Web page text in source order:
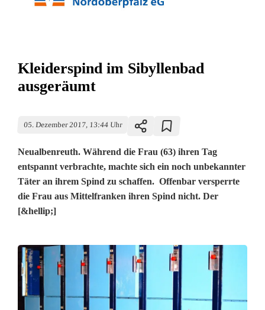
Kleiderspind im Sibyllenbad
ausgeräumt
05. Dezember 2017, 13:44 Uhr
Neualbenreuth. Während die Frau (63) ihren Tag
entspannt verbrachte, machte sich ein noch unbekannter
Täter an ihrem Spind zu schaffen. Offenbar versperrte
die Frau aus Mittelfranken ihren Spind nicht. Der
[&hellip;]